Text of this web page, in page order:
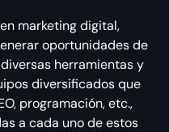
marketing digital,
oportunidades de
herramientas y
diversificados que
programación, etc.,
a cada uno de estos